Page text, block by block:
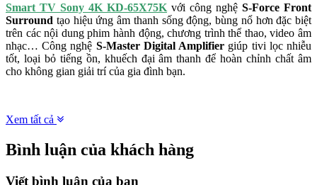
Smart TV Sony 4K KD-65X75K với công nghệ S-Force Front
Surround tạo hiệu ứng âm thanh sống động, bùng nổ hơn đặc biệt
trên các nội dung phim hành động, chương trình thể thao, video âm
nhạc… Công nghệ S-Master Digital Amplifier giúp tivi lọc nhiễu
tốt, loại bỏ tiếng ồn, khuếch đại âm thanh để hoàn chỉnh chất âm
cho không gian giải trí của gia đình bạn.
Xem tất cả
Bình luận của khách hàng
Viết bình luận của bạn